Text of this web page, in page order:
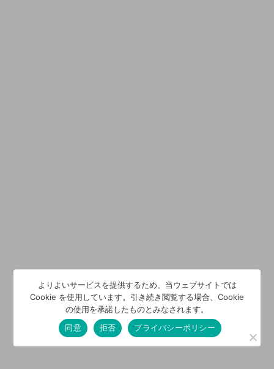
よりよいサービスを提供するため、当ウェブサイトでは
Cookie を使用しています。引き続き閲覧する場合、Cookie
の使用を承諾したものとみなされます。
同意
拒否 プライバシーポリシー